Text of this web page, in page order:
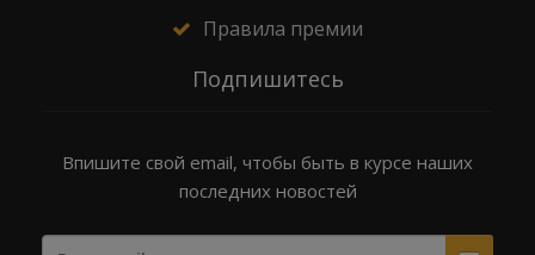
Правила премии
Подпишитесь
Впишите свой email, чтобы быть в курсе наших
последних новостей